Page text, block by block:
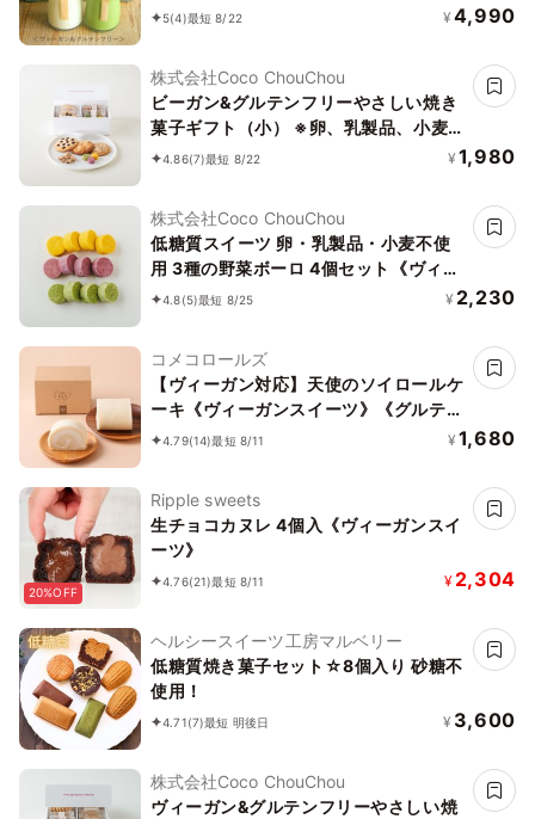
ーガンスイーツ》《グルテンフリー》
5(4)最短 8/22 ¥ 4,990
株式会社Coco ChouChou
ビーガン&グルテンフリーやさしい焼き
菓子ギフト（小） ※卵、乳製品、小麦
粉、白砂糖不使用 《ヴィーガンスイー
4.86(7)最短 8/22 ¥ 1,980
株式会社Coco ChouChou
低糖質スイーツ 卵・乳製品・小麦不使
用 3種の野菜ボーロ 4個セット《ヴィー
ガンスイーツ》《グルテンフリー》《ア
4.8(5)最短 8/25 ¥ 2,230
コメコロールズ
【ヴィーガン対応】天使のソイロールケ
ーキ《ヴィーガンスイーツ》《グルテン
フリー》
4.79(14)最短 8/11 ¥ 1,680
20%OFF
Ripple sweets
生チョコカヌレ 4個入《ヴィーガンスイ
ーツ》
4.76(21)最短 8/11 ¥ 2,304
ヘルシースイーツ工房マルベリー
低糖質焼き菓子セット☆8個入り 砂糖不
使用！
4.71(7)最短 明後日 ¥ 3,600
株式会社Coco ChouChou
ヴィーガン&グルテンフリーやさしい焼